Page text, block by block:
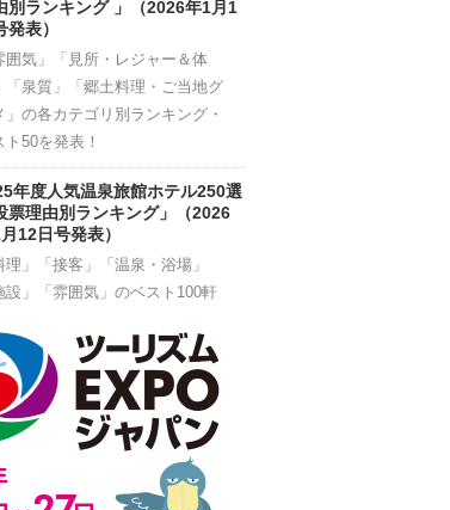
別ランキング 」（2026年1月1
発表）
囲気」「見所・レジャー＆体
「泉質」「郷土料理・ご当地グ
」の各カテゴリ別ランキング・
ト50を発表！
年度人気温泉旅館ホテル250選
票理由別ランキング」（2026
12日号発表）
理」「接客」「温泉・浴場」
設」「雰囲気」のベスト100軒